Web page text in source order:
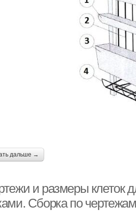
дальше →
и размеры клеток
Сборка по